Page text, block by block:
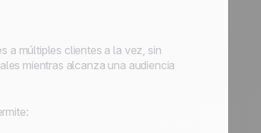
a múltiples clientes a la vez, sin
mientras alcanza una audiencia